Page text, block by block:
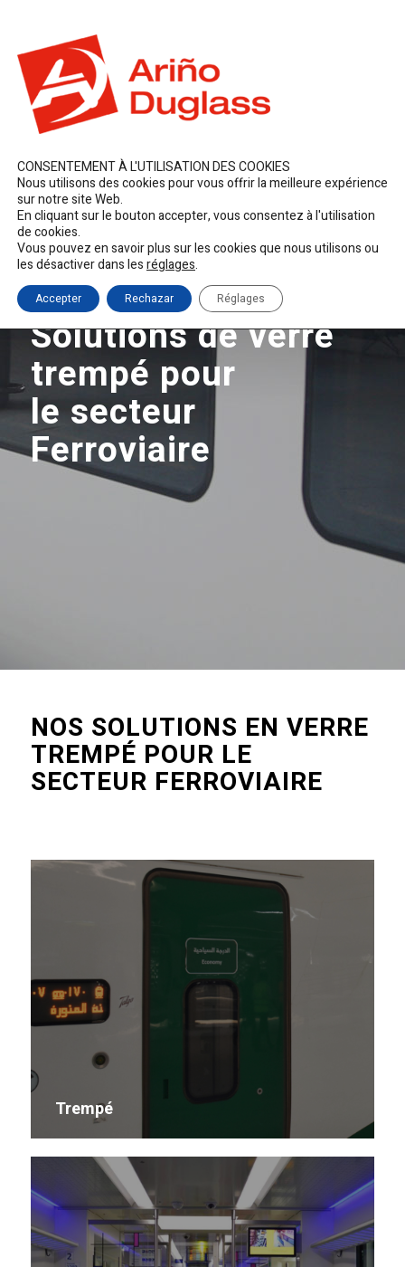
Solutions de verre
trempé pour
le secteur
Ferroviaire
NOS SOLUTIONS EN VERRE
TREMPÉ POUR LE
SECTEUR FERROVIAIRE
Trempé
CONSENTEMENT À L'UTILISATION DES COOKIES
Nous utilisons des cookies pour vous offrir la meilleure expérience
sur notre site Web.
En cliquant sur le bouton accepter, vous consentez à l'utilisation
de cookies.
Vous pouvez en savoir plus sur les cookies que nous utilisons ou
les désactiver dans lesréglages.
Accepter Rechazar Réglages